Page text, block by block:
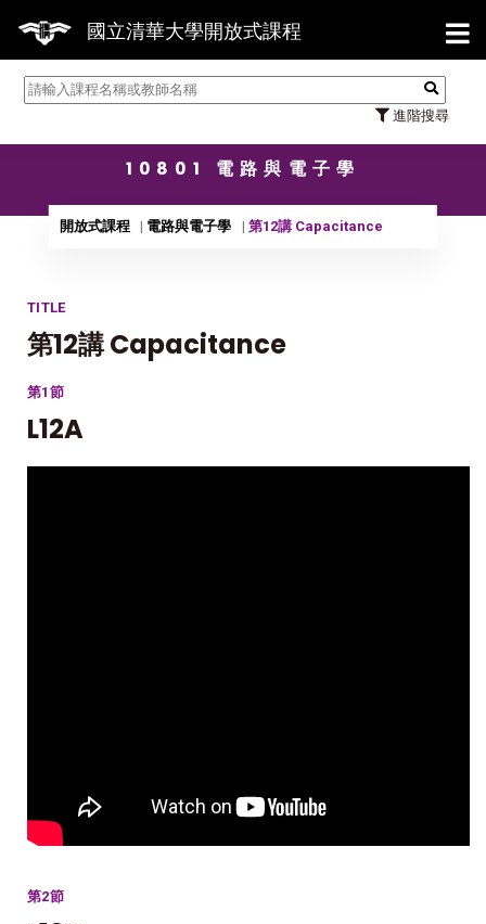
國立清華大學開放式課程
進階搜尋
【
10801 電路與電子學
開放式課程 電路與電子學 第12講 Capacitance
TITLE
第12講 Capacitance
第1節
L12A
第2節